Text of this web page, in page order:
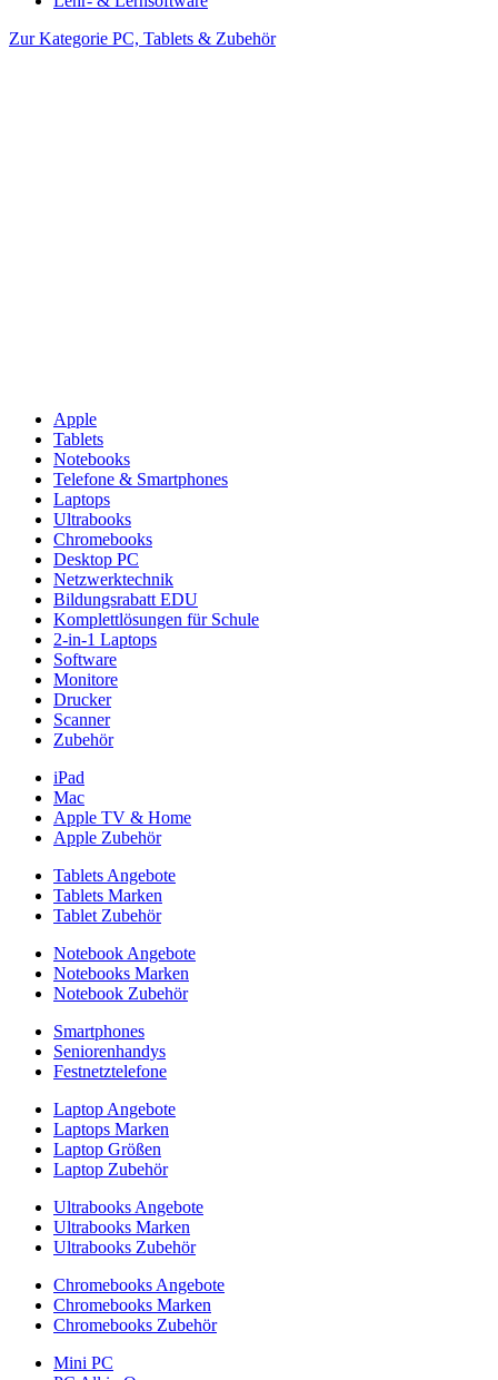
Zur Kategorie PC, Tablets & Zubehör
Apple
Tablets
Notebooks
Telefone & Smartphones
Laptops
Ultrabooks
Chromebooks
Desktop PC
Netzwerktechnik
Bildungsrabatt EDU
Komplettlösungen für Schule
2-in-1 Laptops
Software
Monitore
Drucker
Scanner
Zubehör
iPad
Mac
Apple TV & Home
Apple Zubehör
Tablets Angebote
Tablets Marken
Tablet Zubehör
Notebook Angebote
Notebooks Marken
Notebook Zubehör
Smartphones
Seniorenhandys
Festnetztelefone
Laptop Angebote
Laptops Marken
Laptop Größen
Laptop Zubehör
Ultrabooks Angebote
Ultrabooks Marken
Ultrabooks Zubehör
Chromebooks Angebote
Chromebooks Marken
Chromebooks Zubehör
Mini PC